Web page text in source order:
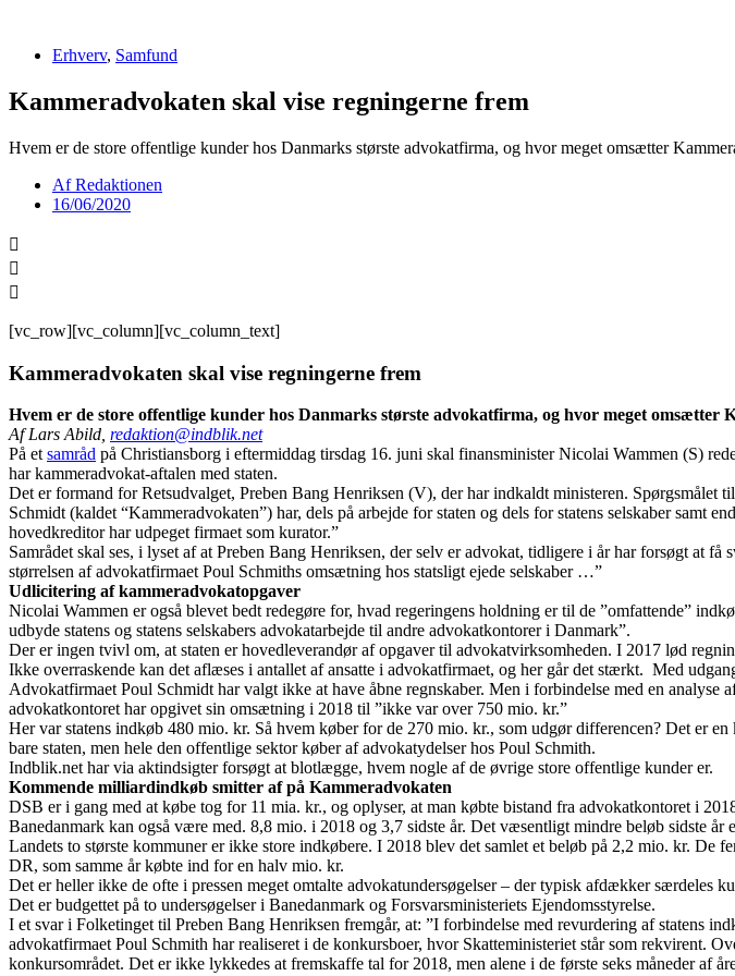
indholdErhverv, Samfund
Kammeradvokaten skal vise regningerne frem
Hvem er de store offentlige kunder hos Danmarks største advokatfirma, og hvor meget omsætter
AfRedaktionen
16/06/2020
[vc_row][vc_column][vc_column_text]
Kammeradvokaten skal vise regningerne frem
Hvem er de store offentlige kunder hos Danmarks største advokatfirma, og hvor meget
Af Lars Abild, redaktion@indblik.net
På et samråd på Christiansborg i eftermiddag tirsdag 16. juni skal finansminister Nicolai Wammen (S)
har kammeradvokat-aftalen med staten.
Det er formand for Retsudvalget, Preben Bang Henriksen (V), der har indkaldt ministeren.
Schmidt (kaldet “Kammeradvokaten”) har, dels på arbejde for staten og dels for statens selskaber
hovedkreditor har udpeget firmaet som kurator.”
Samrådet skal ses, i lyset af at Preben Bang Henriksen, der selv er advokat, tidligere i år har forsøgt at
størrelsen af advokatfirmaet Poul Schmiths omsætning hos statsligt ejede selskaber …”
Udlicitering af kammeradvokatopgaver
Nicolai Wammen er også blevet bedt redegøre for, hvad regeringens holdning er til de ”omfattende”
udbyde statens og statens selskabers advokatarbejde til andre advokatkontorer i Danmark”.
Der er ingen tvivl om, at staten er hovedleverandør af opgaver til advokatvirksomheden. I 2017 lød
Ikke overraskende kan det aflæses i antallet af ansatte i advokatfirmaet, og her går det stærkt. Med
Advokatfirmaet Poul Schmidt har valgt ikke at have åbne regnskaber. Men i forbindelse med en
advokatkontoret har opgivet sin omsætning i 2018 til ”ikke var over 750 mio. kr.”
Her var statens indkøb 480 mio. kr. Så hvem køber for de 270 mio. kr., som udgør differencen? Det er
bare staten, men hele den offentlige sektor køber af advokatydelser hos Poul Schmith.
Indblik.net har via aktindsigter forsøgt at blotlægge, hvem nogle af de øvrige store offentlige kunder er.
Kommende milliardindkøb smitter af på Kammeradvokaten
DSB er i gang med at købe tog for 11 mia. kr., og oplyser, at man købte bistand fra advokatkontoret i
Banedanmark kan også være med. 8,8 mio. i 2018 og 3,7 sidste år. Det væsentligt mindre beløb sidste
Landets to største kommuner er ikke store indkøbere. I 2018 blev det samlet et beløb på 2,2 mio. kr.
DR, som samme år købte ind for en halv mio. kr.
Det er heller ikke de ofte i pressen meget omtalte advokatundersøgelser – der typisk afdækker
Det er budgettet på to undersøgelser i Banedanmark og Forsvarsministeriets Ejendomsstyrelse.
I et svar i Folketinget til Preben Bang Henriksen fremgår, at: ”I forbindelse med revurdering af statens
advokatfirmaet Poul Schmith har realiseret i de konkursboer, hvor Skatteministeriet står som rekvirent.
konkursområdet. Det er ikke lykkedes at fremskaffe tal for 2018, men alene i de første seks måneder af